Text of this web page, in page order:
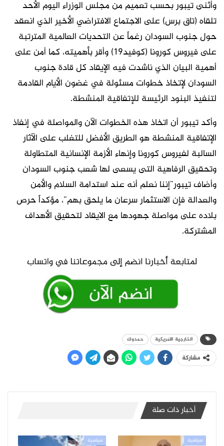
وأثنى تيبور بحسب تعميم من مجلس الوزراء اليوم الأحد
تلقاه (تاق برس) على الاجتماع الافتراضي الأخير الذي انعقد
حول جنوب السودان رغماً عن التحديات العالمية المترتبة
على فيروس كورونا (كوفيد١٩) وأقر بأهميته، كما أمن على
أهمية البيان الذي ناشدت فيه الإيقاد كل قادة جنوب
السودان لإتخاذ خطوات مسئولة في غضون الأيام القادمة
لتنفيذ البنود الرئيسة للإتفاقية المنشطة.
وأكد تيبور أن اتخاذ هذه الخطوات الآن والمواصلة في إنفاذ
الإتفاقية المنشطة هو الطريق الأفضل للتغلب على الآثار
السالبة لفيروس كورونا وإنهاء الأزمة الإنسانية المتطاولة
وتحقيق الرفاهية التى يسعى لها شعب جنوب السودان
وأضاف تيبور”إننا نعلم أنه عند استدامة السلام والأمن
والعدالة فإن الاستثمار سرعان ما يلحق بهم”، مؤكداً حرص
بلاده على مواصلة جهودها مع الايقاد لتحقيق الأهداف
المشتركة.
الخارجية الامريكية حمدوك
مشاركة
أخبار ذات صلة
سياسية سياسية